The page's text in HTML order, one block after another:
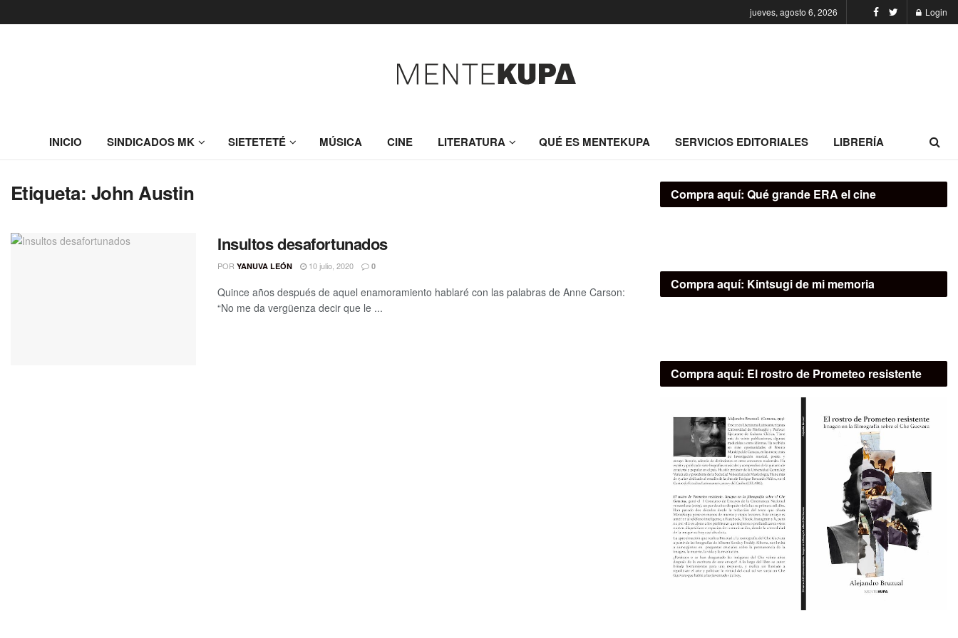
jueves, agosto 6, 2026 Login
INICIO SINDICADOS MK SIETETETÉ MÚSICA CINE LITERATURA QUÉ ES MENTEKUPA SERVICIOS EDITORIALES LIBRERÍA
Etiqueta: John Austin
Insultos desafortunados
POR YANUVA LEÓN 10 julio, 2020 0
Quince años después de aquel enamoramiento hablaré con las palabras de Anne Carson:
“No me da vergüenza decir que le ...
Compra aquí: Qué grande ERA el cine
Compra aquí: Kintsugi de mi memoria
Compra aquí: El rostro de Prometeo resistente